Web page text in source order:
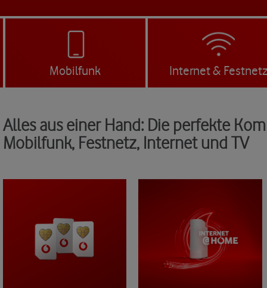
Mobilfunk Internet &
Alles aus einer Hand: Die perfekte
Mobilfunk, Festnetz, Internet und TV